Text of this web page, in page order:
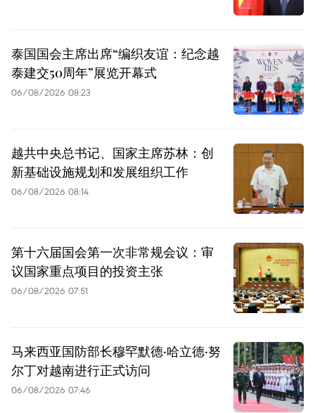
泰国国会主席出席“编织友谊：纪念越
泰建交50周年”展览开幕式
06/08/2026 08:23
越共中央总书记、国家主席苏林：创
新基础设施规划和发展组织工作
06/08/2026 08:14
第十六届国会第一次非常规会议：审
议国家重点项目的投资主张
06/08/2026 07:51
马来西亚国防部长穆罕默德·哈立德·努
尔丁对越南进行正式访问
06/08/2026 07:46